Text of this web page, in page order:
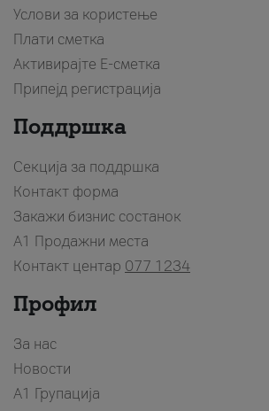
Услови за користење
Плати сметка
Активирајте Е-сметка
Припејд регистрација
Поддршка
Секција за поддршка
Контакт форма
Закажи бизнис состанок
A1 Продажни места
Контакт центар 077 1234
Профил
За нас
Новости
А1 Групација